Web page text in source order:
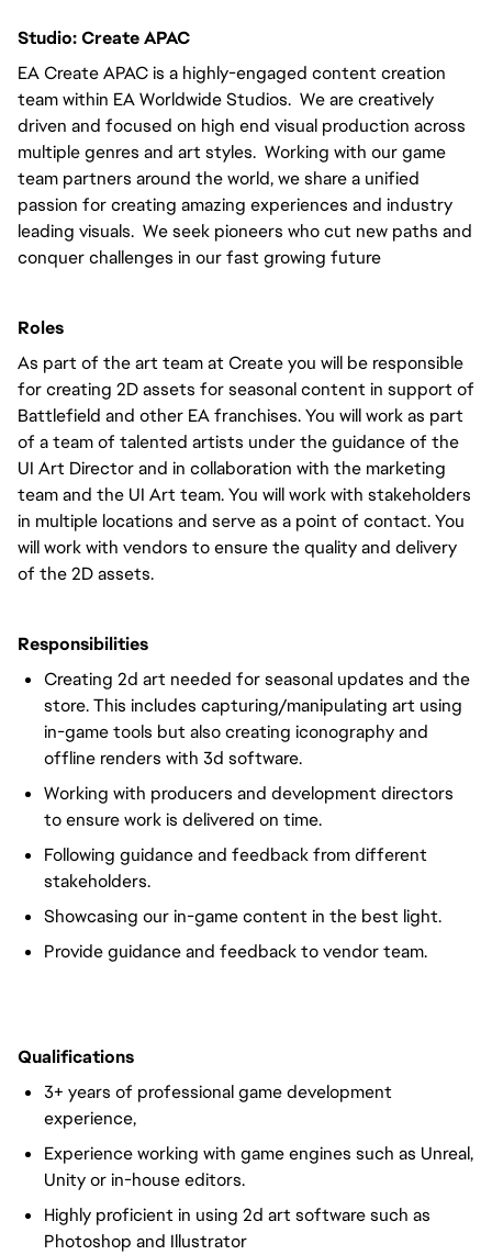
Studio: Create APAC
EA Create APAC is a highly-engaged content creation
team within EA Worldwide Studios. We are creatively
driven and focused on high end visual production across
multiple genres and art styles. Working with our game
team partners around the world, we share a unified
passion for creating amazing experiences and industry
leading visuals. We seek pioneers who cut new paths and
conquer challenges in our fast growing future
Roles
As part of the art team at Create you will be responsible
for creating 2D assets for seasonal content in support of
Battlefield and other EA franchises. You will work as part
of a team of talented artists under the guidance of the
UI Art Director and in collaboration with the marketing
team and the UI Art team. You will work with stakeholders
in multiple locations and serve as a point of contact. You
will work with vendors to ensure the quality and delivery
of the 2D assets.
Responsibilities
Creating 2d art needed for seasonal updates and the
store. This includes capturing/manipulating art using
in-game tools but also creating iconography and
offline renders with 3d software.
Working with producers and development directors
to ensure work is delivered on time.
Following guidance and feedback from different
stakeholders.
Showcasing our in-game content in the best light.
Provide guidance and feedback to vendor team.
Qualifications
3+ years of professional game development
experience,
Experience working with game engines such as Unreal,
Unity or in-house editors.
Highly proficient in using 2d art software such as
Photoshop and Illustrator